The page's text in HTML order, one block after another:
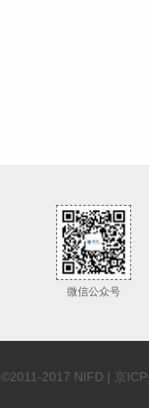
微信公众号
©2011-2017 NIFD | 京